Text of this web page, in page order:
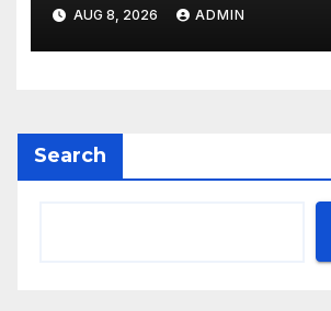
AUG 8, 2026 ADMIN
Search